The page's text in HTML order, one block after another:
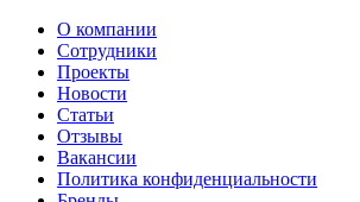
О компании
Сотрудники
Проекты
Новости
Статьи
Отзывы
Вакансии
Политика конфиденциальности